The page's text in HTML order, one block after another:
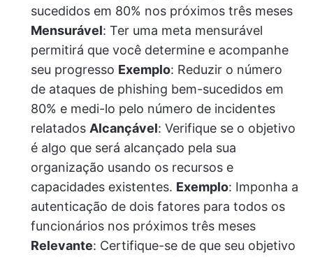
sucedidos em 80% nos próximos três meses
Mensurável: Ter uma meta mensurável
permitirá que você determine e acompanhe
seu progresso Exemplo: Reduzir o número
de ataques de phishing bem-sucedidos em
80% e medi-lo pelo número de incidentes
relatados Alcançável: Verifique se o objetivo
é algo que será alcançado pela sua
organização usando os recursos e
capacidades existentes. Exemplo: Imponha a
autenticação de dois fatores para todos os
funcionários nos próximos três meses
Relevante: Certifique-se de que seu objetivo